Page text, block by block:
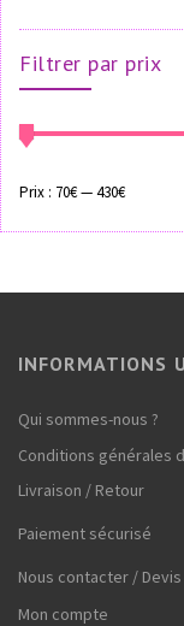
Filtrer par prix
Prix : 70€—430€
INFORMATIONS
Qui sommes-nous ?
Conditions générales
Livraison / Retour
Paiement sécurisé
Nous contacter / Devis
Mon compte